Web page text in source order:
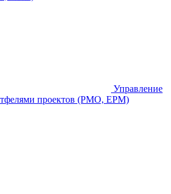
Управление
проектов (PMO, EPM)